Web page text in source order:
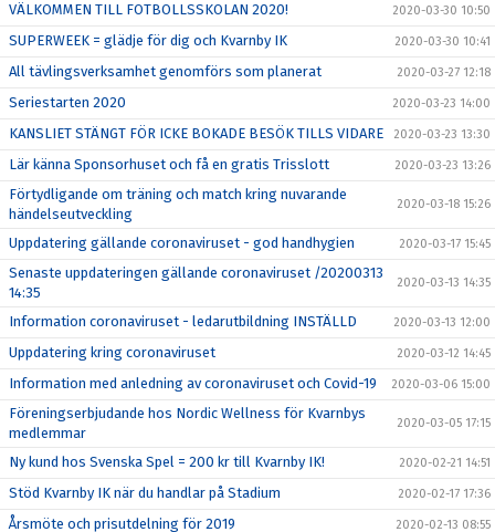
VÄLKOMMEN TILL FOTBOLLSSKOLAN 2020! 2020-03-30 10:50
SUPERWEEK = glädje för dig och Kvarnby IK 2020-03-30 10:41
All tävlingsverksamhet genomförs som planerat 2020-03-27 12:18
Seriestarten 2020 2020-03-23 14:00
KANSLIET STÄNGT FÖR ICKE BOKADE BESÖK TILLS VIDARE 2020-03-23 13:30
Lär känna Sponsorhuset och få en gratis Trisslott 2020-03-23 13:26
Förtydligande om träning och match kring nuvarande
händelseutveckling
2020-03-18 15:26
Uppdatering gällande coronaviruset - god handhygien 2020-03-17 15:45
Senaste uppdateringen gällande coronaviruset /20200313
14:35
2020-03-13 14:35
Information coronaviruset - ledarutbildning INSTÄLLD 2020-03-13 12:00
Uppdatering kring coronaviruset 2020-03-12 14:45
Information med anledning av coronaviruset och Covid-19 2020-03-06 15:00
Föreningserbjudande hos Nordic Wellness för Kvarnbys
medlemmar
2020-03-05 17:15
Ny kund hos Svenska Spel = 200 kr till Kvarnby IK! 2020-02-21 14:51
Stöd Kvarnby IK när du handlar på Stadium 2020-02-17 17:36
Årsmöte och prisutdelning för 2019 2020-02-13 08:55